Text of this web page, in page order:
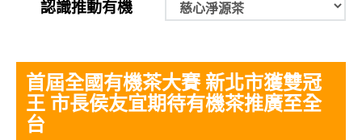
認識推動有機
首屆全國有機茶大賽 新北市獲雙冠
王 市長侯友宜期待有機茶推廣至全
台